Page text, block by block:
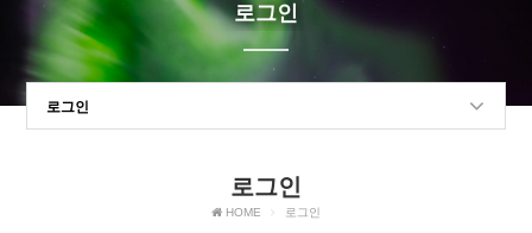
로그인
로그인
로그인
HOME 로그인